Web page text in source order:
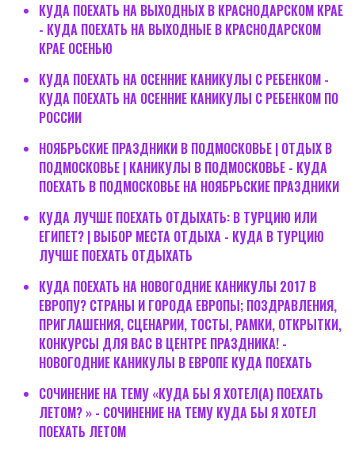
КУДА ПОЕХАТЬ НА ВЫХОДНЫХ В КРАСНОДАРСКОМ КРАЕ
- КУДА ПОЕХАТЬ НА ВЫХОДНЫЕ В КРАСНОДАРСКОМ
КРАЕ ОСЕНЬЮ
КУДА ПОЕХАТЬ НА ОСЕННИЕ КАНИКУЛЫ С РЕБЕНКОМ -
КУДА ПОЕХАТЬ НА ОСЕННИЕ КАНИКУЛЫ С РЕБЕНКОМ ПО
РОССИИ
НОЯБРЬСКИЕ ПРАЗДНИКИ В ПОДМОСКОВЬЕ | ОТДЫХ В
ПОДМОСКОВЬЕ | КАНИКУЛЫ В ПОДМОСКОВЬЕ - КУДА
ПОЕХАТЬ В ПОДМОСКОВЬЕ НА НОЯБРЬСКИЕ ПРАЗДНИКИ
КУДА ЛУЧШЕ ПОЕХАТЬ ОТДЫХАТЬ: В ТУРЦИЮ ИЛИ
ЕГИПЕТ? | ВЫБОР МЕСТА ОТДЫХА - КУДА В ТУРЦИЮ
ЛУЧШЕ ПОЕХАТЬ ОТДЫХАТЬ
КУДА ПОЕХАТЬ НА НОВОГОДНИЕ КАНИКУЛЫ 2017 В
ЕВРОПУ? СТРАНЫ И ГОРОДА ЕВРОПЫ; ПОЗДРАВЛЕНИЯ,
ПРИГЛАШЕНИЯ, СЦЕНАРИИ, ТОСТЫ, РАМКИ, ОТКРЫТКИ,
КОНКУРСЫ ДЛЯ ВАС В ЦЕНТРЕ ПРАЗДНИКА! -
НОВОГОДНИЕ КАНИКУЛЫ В ЕВРОПЕ КУДА ПОЕХАТЬ
СОЧИНЕНИЕ НА ТЕМУ «КУДА БЫ Я ХОТЕЛ(А) ПОЕХАТЬ
ЛЕТОМ? » - СОЧИНЕНИЕ НА ТЕМУ КУДА БЫ Я ХОТЕЛ
ПОЕХАТЬ ЛЕТОМ